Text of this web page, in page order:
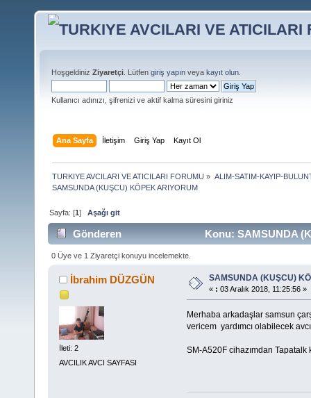
Hoşgeldiniz Ziyaretçi . Lütfen giriş yapın veya kayıt olun
Kullanıcı adınızı, şifrenizi ve aktif kalma süresini giriniz
Ana Sayfa İletişim Giriş Yap Kayıt Ol
TURKIYE AVCILARI VE ATICILARI FORUMU » ALIM-SATIM-KAYIP-
SAMSUNDA (KUŞCU) KÖPEK ARIYORUM
Sayfa: [1]Aşağı git
Gönderen Konu: SAMSUNDA
0 Üye ve 1 Ziyaretçi konuyu incelemekte.
İbrahim DÜZGÜN
İleti: 2
AVCILIK AVCI SAYFASI
SAMSUNDA (KUŞCU)
« : 03 Aralık 2018, 11:25:56 »
Merhaba arkadaşlar samsun
vericem yardımcı olabilecek
SM-A520F cihazımdan